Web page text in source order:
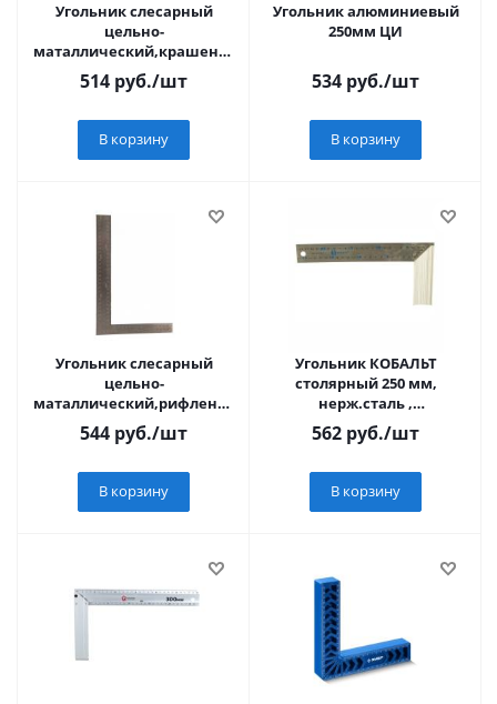
Угольник слесарный
цельно-
маталлический,крашеная
шкала,400х600мм ФИТ
514 руб./шт
В корзину
Угольник алюминиевый
250мм ЦИ
534 руб./шт
В корзину
Угольник слесарный
цельно-
маталлический,рифленая
шкала,200х300мм ФИТ
544 руб./шт
В корзину
Угольник КОБАЛЬТ
столярный 250 мм,
нерж.сталь ,
алюминиевое основание
562 руб./шт
В корзину